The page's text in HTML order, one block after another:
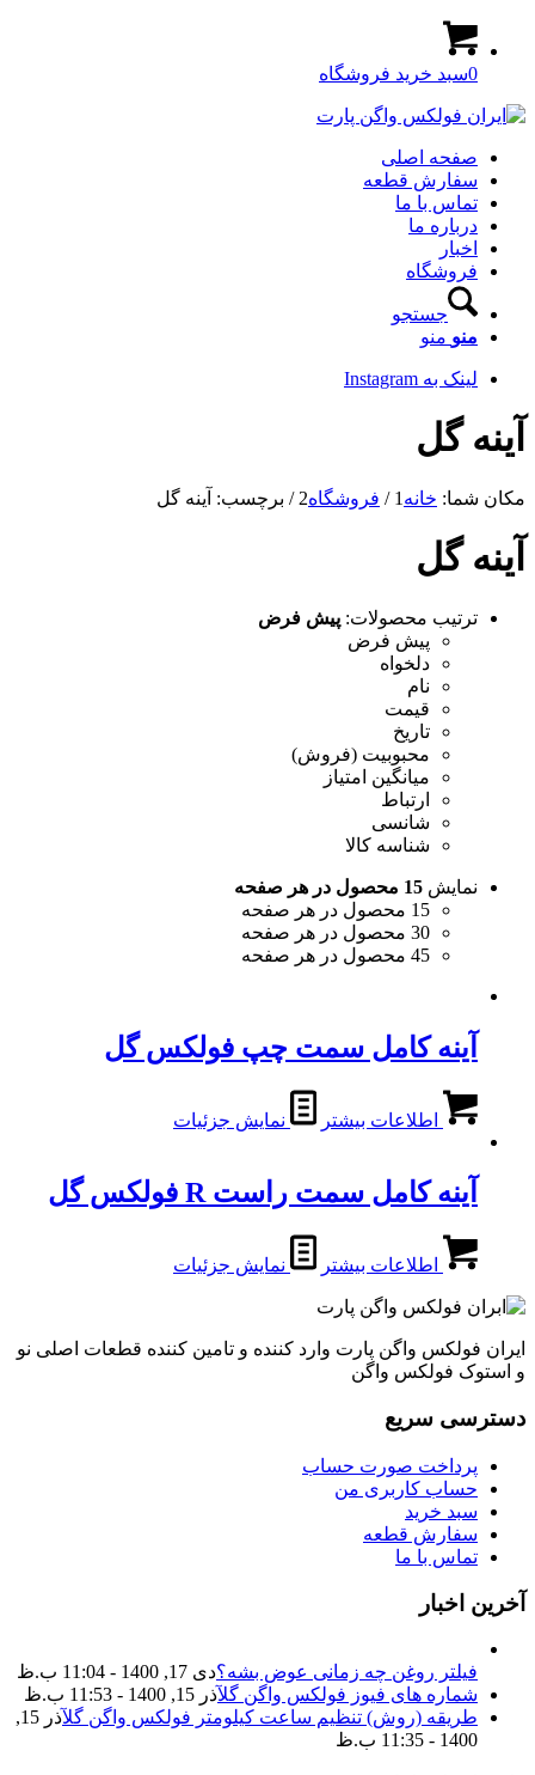
0سبد خرید فروشگاه
صفحه اصلی
سفارش قطعه
تماس با ما
درباره ما
اخبار
فروشگاه
جستجو
منو منو
لینک به Instagram
آینه گل
مکان شما: خانه 1
/ فروشگاه2
/ برچسب: آینه گل
آینه گل
ترتیب محصولات: پیش فرض
پیش فرض
دلخواه
نام
قیمت
تاریخ
محبوبیت (فروش)
میانگین امتیاز
ارتباط
شانسی
شناسه کالا
نمایش 15 محصول در هر صفحه
15 محصول در هر صفحه
30 محصول در هر صفحه
45 محصول در هر صفحه
آینه کامل سمت چپ فولکس گل
اطلاعات بیشتر نمایش جزئیات
آینه کامل سمت راست R فولکس گل
اطلاعات بیشتر نمایش جزئیات
ایران فولکس واگن پارت وارد کننده و تامین کننده قطعات اصلی نو
و استوک فولکس واگن
دسترسی سریع
پرداخت صورت حساب
حساب کاربری من
سبد خرید
سفارش قطعه
تماس با ما
آخرین اخبار
فیلتر روغن چه زمانی عوض بشه؟دی 17, 1400 - 11:04 ب.ظ
شماره های فیوز فولکس واگن گلآذر 15, 1400 - 11:53 ب.ظ
طریقه (روش) تنظیم ساعت کیلومتر فولکس واگن گل
آذر 15,
1400 - 11:35 ب.ظ